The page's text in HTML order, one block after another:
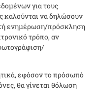
για τους
καλούνται να δηλώσουν
ενημέρωση/πρόσκληση
τρόπο, αν
εφόσον το πρόσωπό
θα γίνεται θόλωση